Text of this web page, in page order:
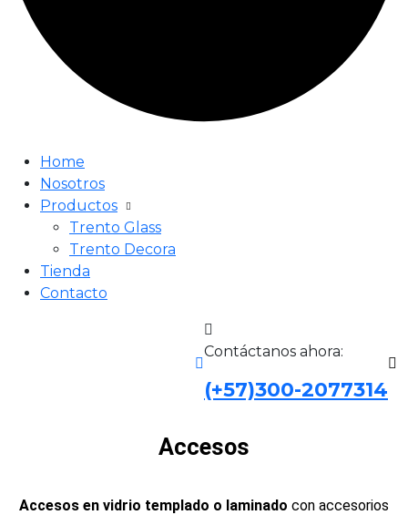
Home
Nosotros
Productos
Trento Glass
Trento Decora
Tienda
Contacto
Contáctanos ahora:
(+57)300-2077314
Accesos
Accesos en vidrio templado o laminado con accesorios